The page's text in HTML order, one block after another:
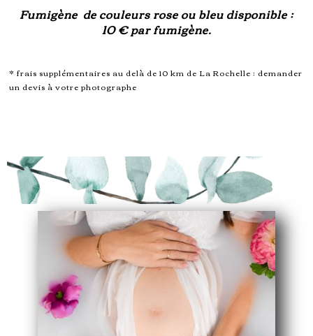
Fumigène de couleurs rose ou bleu disponible :
10 € par fumigène.
* frais supplémentaires au delà de 10 km de La Rochelle : demander
un devis à votre photographe